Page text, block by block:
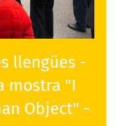
llengües -
mostra "I
Object" -